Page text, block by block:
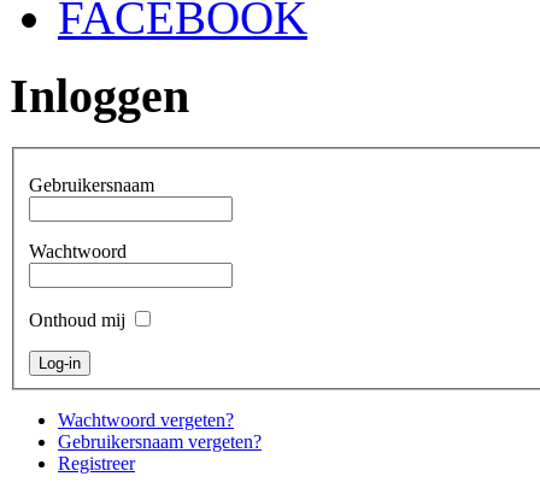
FACEBOOK
Inloggen
Gebruikersnaam
Wachtwoord
Onthoud mij
Wachtwoord vergeten?
Gebruikersnaam vergeten?
Registreer